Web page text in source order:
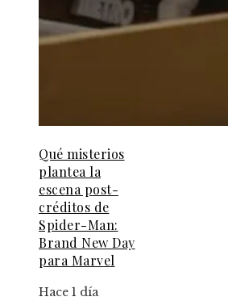
Qué misterios
plantea la
escena post-
créditos de
Spider-Man:
Brand New Day
para Marvel
Hace 1 día